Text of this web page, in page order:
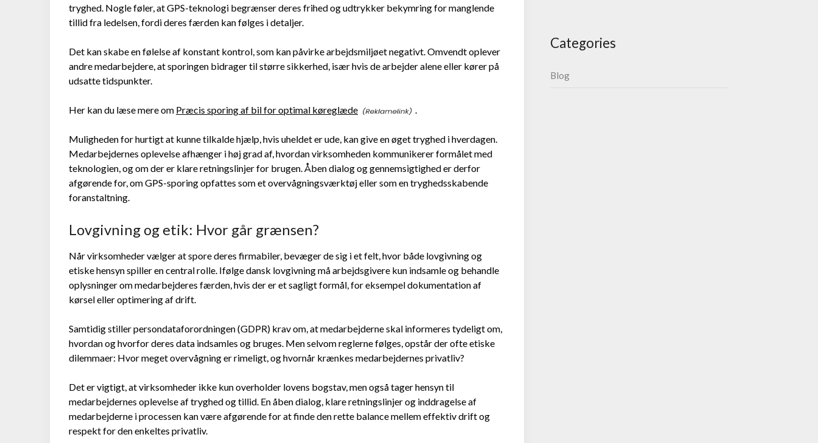
tryghed. Nogle føler, at GPS-teknologi begrænser deres frihed og udtrykker bekymring for manglende
tillid fra ledelsen, fordi deres færden kan følges i detaljer.
Det kan skabe en følelse af konstant kontrol, som kan påvirke arbejdsmiljøet negativt. Omvendt oplever
andre medarbejdere, at sporingen bidrager til større sikkerhed, især hvis de arbejder alene eller kører på
udsatte tidspunkter.
Her kan du læse mere om Præcis sporing af bil for optimal køreglæde .
Muligheden for hurtigt at kunne tilkalde hjælp, hvis uheldet er ude, kan give en øget tryghed i hverdagen.
Medarbejdernes oplevelse afhænger i høj grad af, hvordan virksomheden kommunikerer formålet med
teknologien, og om der er klare retningslinjer for brugen. Åben dialog og gennemsigtighed er derfor
afgørende for, om GPS-sporing opfattes som et overvågningsværktøj eller som en tryghedsskabende
foranstaltning.
Lovgivning og etik: Hvor går grænsen?
Når virksomheder vælger at spore deres firmabiler, bevæger de sig i et felt, hvor både lovgivning og
etiske hensyn spiller en central rolle. Ifølge dansk lovgivning må arbejdsgivere kun indsamle og behandle
oplysninger om medarbejderes færden, hvis der er et sagligt formål, for eksempel dokumentation af
kørsel eller optimering af drift.
Samtidig stiller persondataforordningen (GDPR) krav om, at medarbejderne skal informeres tydeligt om,
hvordan og hvorfor deres data indsamles og bruges. Men selvom reglerne følges, opstår der ofte etiske
dilemmaer: Hvor meget overvågning er rimeligt, og hvornår krænkes medarbejdernes privatliv?
Det er vigtigt, at virksomheder ikke kun overholder lovens bogstav, men også tager hensyn til
medarbejdernes oplevelse af tryghed og tillid. En åben dialog, klare retningslinjer og inddragelse af
medarbejderne i processen kan være afgørende for at finde den rette balance mellem effektiv drift og
respekt for den enkeltes privatliv.
Categories
Blog